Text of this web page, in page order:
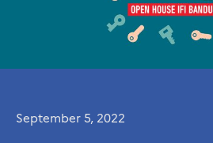
September 5, 2022